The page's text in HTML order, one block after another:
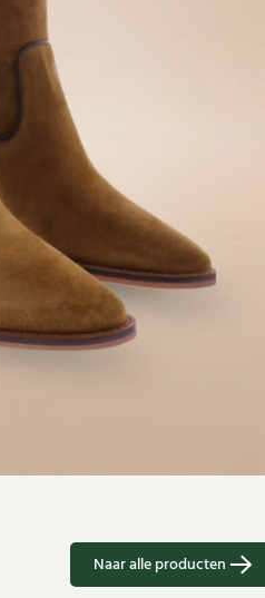
Naar alle producten